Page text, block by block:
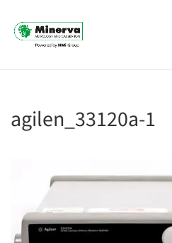
agilen_33120a-1